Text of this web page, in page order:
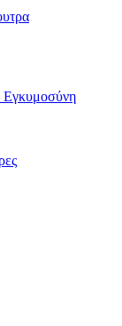
Εγκυμοσύνη